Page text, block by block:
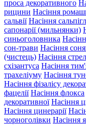
проса декоративного
рицини Насіння
сальвії Насіння
сапонарії (мильнянки)
синьоголовника
сон-трави Насіння
(чистець) Насіння
схізантуса Насіння
трахеліуму Насіння
Насіння фізалісу
фацелії Насіння флокса
декоративної Насіння
Насіння цинерарії
чорноголівки Насіння